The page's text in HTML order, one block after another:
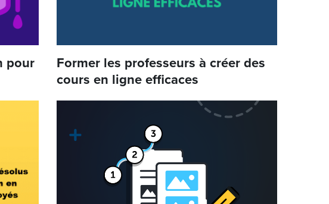
pour
Former les professeurs à créer des
cours en ligne efficaces